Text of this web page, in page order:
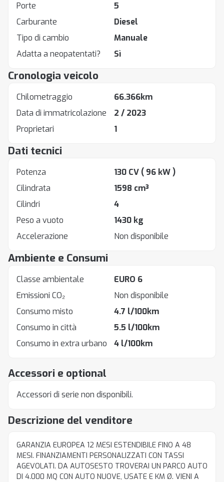
Descrizione del venditore
GARANZIA EUROPEA 12 MESI ESTENDIBILE FINO A 48
MESI. FINANZIAMENTI PERSONALIZZATI CON TASSI
AGEVOLATI. DA AUTOSESTO TROVERAI UN PARCO AUTO
DI 4.000 MQ CON AUTO NUOVE, USATE E KM Ø. VIENI A
Accessori e optional
Accessori di serie non disponibili.
Porte
5
Carburante
Diesel
Tipo di cambio
Manuale
Adatta a neopatentati?
Sì
Cronologia veicolo
Chilometraggio
66.366km
Data di immatricolazione
2 / 2023
Proprietari
1
Dati tecnici
Potenza 130 CV ( 96 kW )
Cilindrata
1598 cm³
Cilindri
4
Peso a vuoto
1430 kg
Accelerazione
Non disponibile
Ambiente e Consumi
Classe ambientale
EURO 6
Emissioni CO₂
Non disponibile
Consumo misto
4.7 l/100km
Consumo in città
5.5 l/100km
Consumo in extra urbano
4 l/100km